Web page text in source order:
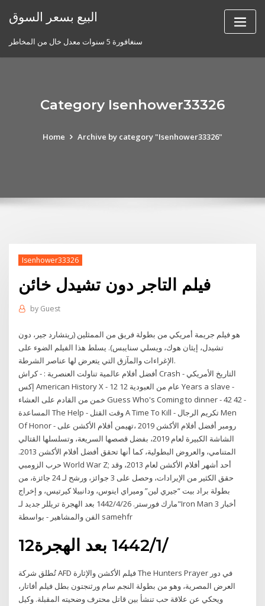
البيع بسعر السوق
سنغافورة 5 سنوات معدل خال من المخاطر
Category Isenhower33326
Home Archive by category "Isenhower33326"
Isenhower33326
فيلم التاجر دون تشيدل خائن
by Guest
هو فيلم جريمة أمريكي من بطولة فريق من الممثلين (ريتشارد جير، دون
تشيدل، إيثان هوك، ويسلي سنايبس). يسلط هذا الفيلم الضوء على
الإغراءات والمآزق التي يتعرض لها عناصر الشرطة.
أفضل أفلام عالمية تناولت العنصرية : - كراش Crash - التاريخ الأمريكي
إكس American History X - 12 عام من العبودية 12 Years a slave -
خمن من القادم على العشاء Guess Who's Coming to dinner - 42 42 -
المساعدة The Help - وقت القتل A Time To Kill - تكريم الرجال Men
Of Honor - رومبر أفضل أفلام الأكشن 2019 ،تهيمن أفلام الأكشن على
الشاشة الكبيرة لعام 2019، بفضل قصصها السريعة، وتسلسلها القتالي
المتنامي، والعروض البطولية، كما أنها تحقق أفضل أفلام الأكشن 2013.
حرب الزومبي World War Z; أحد أشهر أفلام الأكشن لعام 2013، وقد
حقق الكثير من الإيرادات، وحصل على 3 جوائز، ورشح لـ 24 جائزة، من
بطولة براد بيت “جيري لين” وميراي اينوس، ودانييلا كيرتيس، و إخراج
مارك فورستر. 26‏‏/4‏‏/1442 بعد الهجرة تريللر جديد لـ"Iron Man 3 أخبار
الفن والمشاهير - بواسطة samehfr
12‏‏/1‏‏/1442 بعد الهجرة
تُطلق شركة AFD فيلم الأكشن والإثارة The Hunters Prayer في دور
العرض المصرية، وهو من بطولة النجم سام ورثنجتون بطل فيلم أفاتار،
ويحكي عن علاقة حب تنشأ بين قاتل محترف وضحيته المقبلة. وكيل